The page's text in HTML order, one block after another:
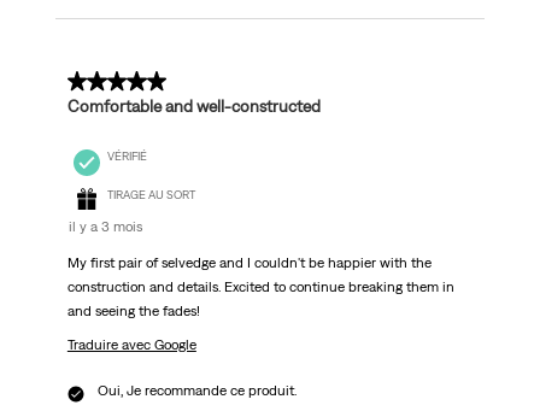
5 sur 5 étoiles.
Comfortable and well-constructed
VÉRIFIÉ
TIRAGE AU SORT
il y a 3 mois
My first pair of selvedge and I couldn't be happier with the
construction and details. Excited to continue breaking them in
and seeing the fades!
Traduire avec Google
Oui, Je recommande ce produit.